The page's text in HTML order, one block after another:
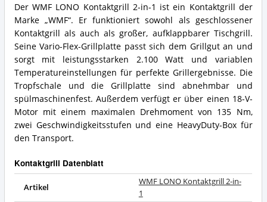
Der WMF LONO Kontaktgrill 2-in-1 ist ein Kontaktgrill der
Marke „WMF“. Er funktioniert sowohl als geschlossener
Kontaktgrill als auch als großer, aufklappbarer Tischgrill.
Seine Vario-Flex-Grillplatte passt sich dem Grillgut an und
sorgt mit leistungsstarken 2.100 Watt und variablen
Temperatureinstellungen für perfekte Grillergebnisse. Die
Tropfschale und die Grillplatte sind abnehmbar und
spülmaschinenfest. Außerdem verfügt er über einen 18-V-
Motor mit einem maximalen Drehmoment von 135 Nm,
zwei Geschwindigkeitsstufen und eine HeavyDuty-Box für
den Transport.
Kontaktgrill Datenblatt
Artikel
WMF LONO Kontaktgrill 2-in-
1